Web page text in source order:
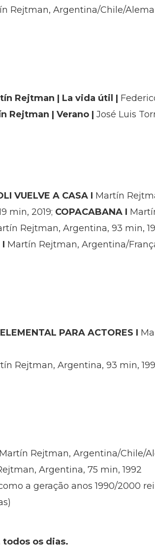
Rejtman, Argentina/Chile/
Rejtman | La vida útil |
Rejtman | Verano | José Luis
VUELVE A CASA I Martín
min, 2019; COPACABANA I
Rejtman, Argentina, 93 min,
I Martín Rejtman, Argentina/
PARA ACTORES I
Rejtman, Argentina, 93 min,
Martín Rejtman, Argentina/Chile/
Argentina, 75 min, 1992
a geração anos 1990/2000
todos os dias.